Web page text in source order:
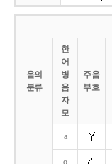
음의
분류
한
어
병
음
자
모
주음
부호
a
o